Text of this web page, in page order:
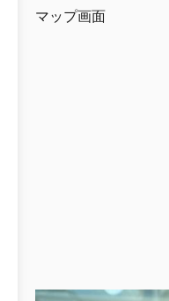
マップ画面